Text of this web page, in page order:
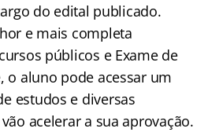
do edital publicado.
e mais completa
públicos e Exame de
o aluno pode acessar um
estudos e diversas
acelerar a sua aprovação.